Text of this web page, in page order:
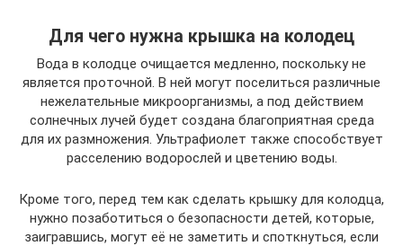
Для чего нужна крышка на колодец
Вода в колодце очищается медленно, поскольку не
является проточной. В ней могут поселиться различные
нежелательные микроорганизмы, а под действием
солнечных лучей будет создана благоприятная среда
для их размножения. Ультрафиолет также способствует
расселению водорослей и цветению воды.
Кроме того, перед тем как сделать крышку для колодца,
нужно позаботиться о безопасности детей, которые,
заигравшись, могут её не заметить и споткнуться, если